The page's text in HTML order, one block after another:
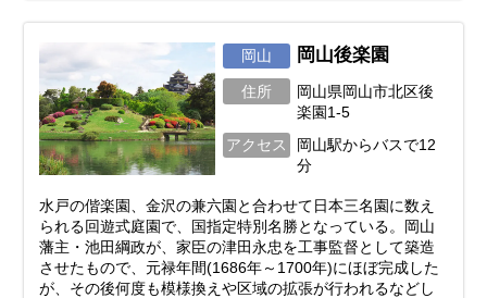
岡山 岡山後楽園
住所
岡山県岡山市北区後
楽園1-5
アクセス
岡山駅からバスで12
分
水戸の偕楽園、金沢の兼六園と合わせて日本三名園に数え
られる回遊式庭園で、国指定特別名勝となっている。岡山
藩主・池田綱政が、家臣の津田永忠を工事監督として築造
させたもので、元禄年間(1686年～1700年)にほぼ完成した
が、その後何度も模様換えや区域の拡張が行われるなどし